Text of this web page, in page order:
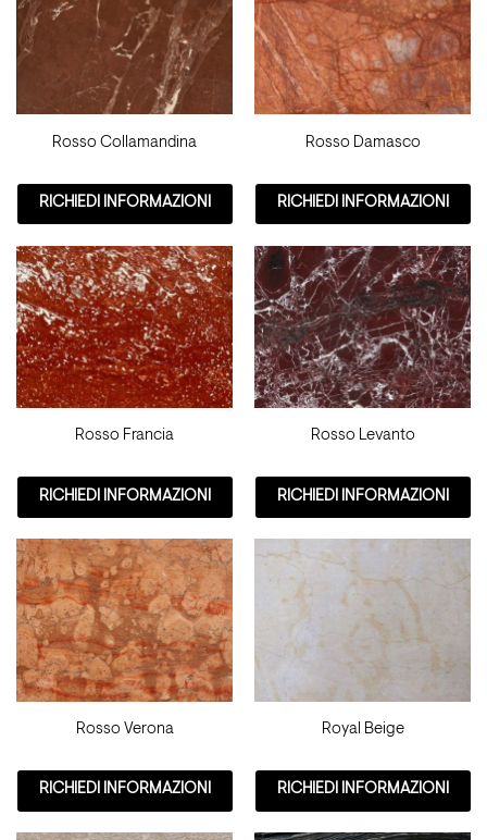
Rosso Collamandina
RICHIEDI INFORMAZIONI
Rosso Damasco
RICHIEDI INFORMAZIONI
Rosso Francia
RICHIEDI INFORMAZIONI
Rosso Levanto
RICHIEDI INFORMAZIONI
Rosso Verona
RICHIEDI INFORMAZIONI
Royal Beige
RICHIEDI INFORMAZIONI